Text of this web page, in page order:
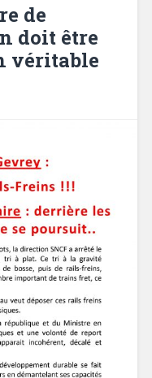
de
doit être
véritable